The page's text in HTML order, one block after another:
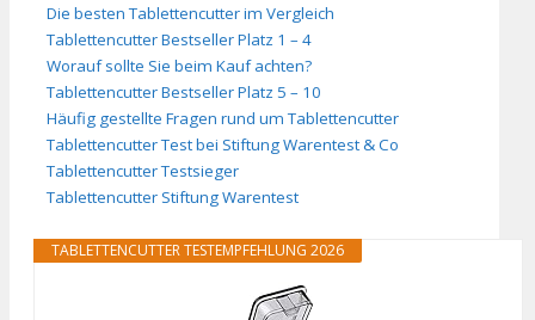
Die besten Tablettencutter im Vergleich
Tablettencutter Bestseller Platz 1 – 4
Worauf sollte Sie beim Kauf achten?
Tablettencutter Bestseller Platz 5 – 10
Häufig gestellte Fragen rund um Tablettencutter
Tablettencutter Test bei Stiftung Warentest & Co
Tablettencutter Testsieger
Tablettencutter Stiftung Warentest
TABLETTENCUTTER TESTEMPFEHLUNG 2026